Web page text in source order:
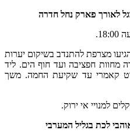
לאורך פארק נחל חדרה
מצרפת להתנדב בשיקום יערות
מחוות חפציבה ועד חוף הים. ליד
קאמרי עד שקיעת החמה. משך
לכת בגליל המערבי